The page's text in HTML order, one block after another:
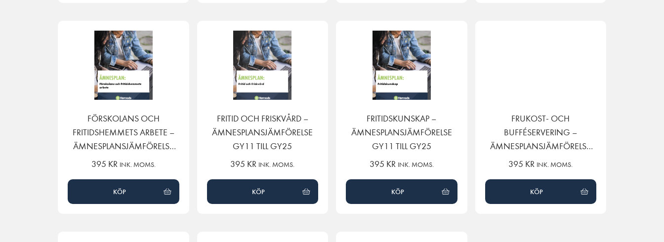
FÖRSKOLANS OCH
FRITIDSHEMMETS ARBETE –
ÄMNESPLANSJÄMFÖRELSE
GY11 TILL GY25
395 KR INK. MOMS.
KÖP
FRITID OCH FRISKVÅRD –
ÄMNESPLANSJÄMFÖRELSE
GY11 TILL GY25
395 KR INK. MOMS.
KÖP
FRITIDSKUNSKAP –
ÄMNESPLANSJÄMFÖRELSE
GY11 TILL GY25
395 KR INK. MOMS.
KÖP
FRUKOST- OCH
BUFFÉSERVERING –
ÄMNESPLANSJÄMFÖRELSE
GY11 TILL GY25
395 KR INK. MOMS.
KÖP